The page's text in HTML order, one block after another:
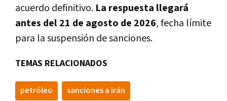
acuerdo definitivo. La respuesta llegará
antes del 21 de agosto de 2026, fecha límite
para la suspensión de sanciones.
TEMAS RELACIONADOS
petróleo sanciones a irán